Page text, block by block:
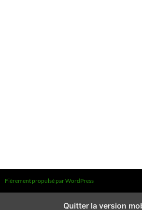
Fièrement propulsé par WordPress
Quitter la version